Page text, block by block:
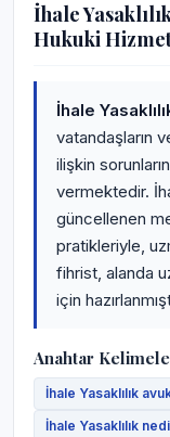
İhale
Hukuki
İhale
vatandaşların
ilişkin
vermektedir.
güncellenen
pratikleriyle,
fihrist, alanda
için
Anahtar
İhale Yasaklılık
İhale Yasaklılık